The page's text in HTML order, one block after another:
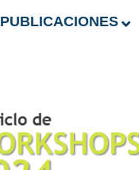
PUBLICACIONES